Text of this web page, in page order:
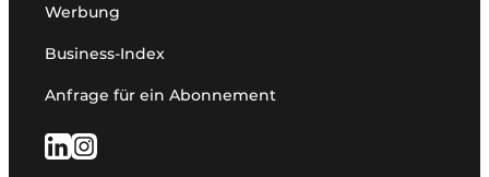
Werbung
Business-Index
Anfrage für ein Abonnement